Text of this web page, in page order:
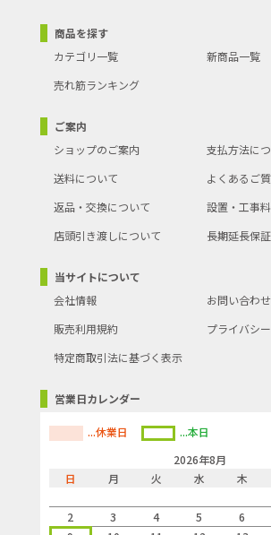
商品を探す
カテゴリ一覧
新商品一覧
売れ筋ランキング
ご案内
ショップのご案内
支払方法に
送料について
よくあるご
返品・交換について
設置・工事
店頭引き渡しについて
長期延長保
当サイトについて
会社情報
お問い合わせ
販売利用規約
プライバシ
特定商取引法に基づく表示
営業日カレンダー
...休業日
...本日
2026年8月
日
月 火 水 木
2
3 4 5 6